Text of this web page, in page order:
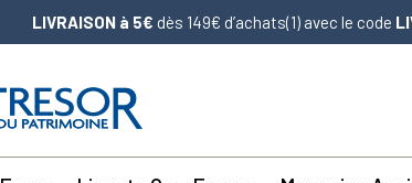
LIVRAISON à 5€ dès 149€ d’achats(1) avec le code